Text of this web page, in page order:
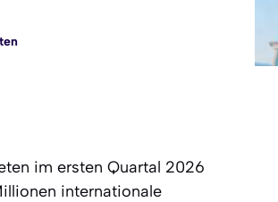
im ersten Quartal 2026
internationale